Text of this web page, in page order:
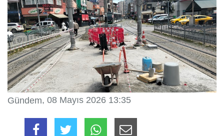
Gündem, 08 Mayıs 2026 13:35